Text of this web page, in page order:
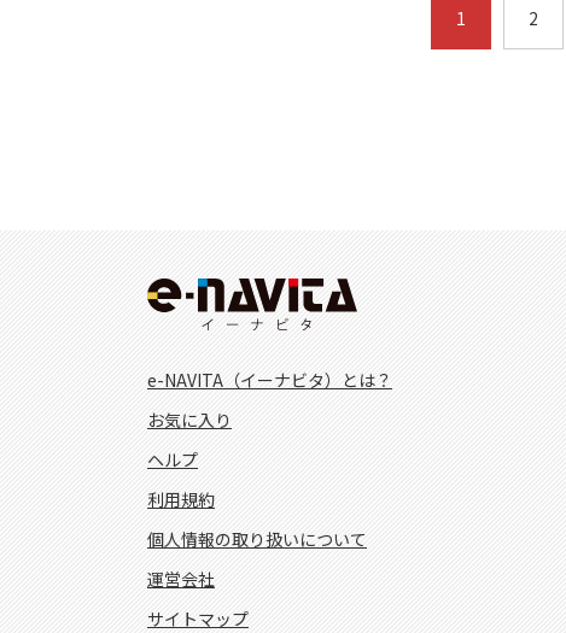
1 2
e-NAVITA（イーナビタ）とは？
お気に入り
ヘルプ
利用規約
個人情報の取り扱いについて
運営会社
サイトマップ